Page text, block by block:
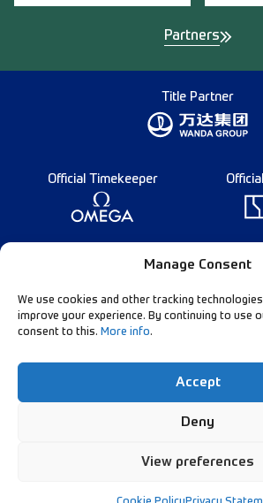
Manage Consent
We use cookies and other tracking
improve your experience. By continuing to use
consent to this. More info.
Accept
Deny
View preferences
Partners
Title Partner
Official Timekeeper
Founding Partner
Follow Our Channels:
Data Privacy